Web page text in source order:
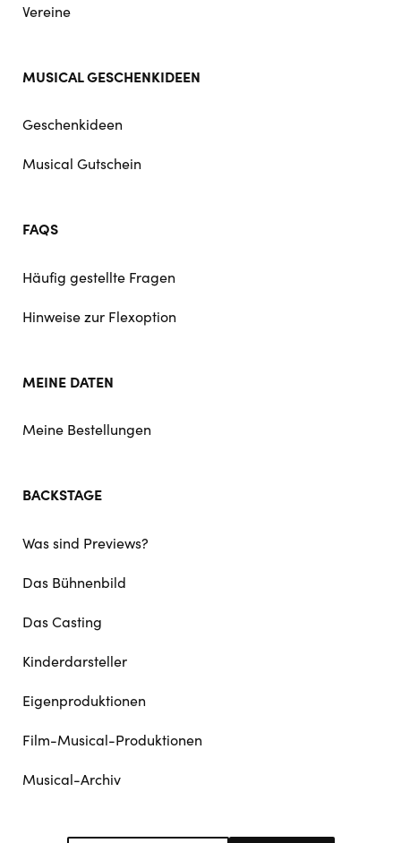
Vereine
MUSICAL GESCHENKIDEEN
Geschenkideen
Musical Gutschein
FAQS
Häufig gestellte Fragen
Hinweise zur Flexoption
MEINE DATEN
Meine Bestellungen
BACKSTAGE
Was sind Previews?
Das Bühnenbild
Das Casting
Kinderdarsteller
Eigenproduktionen
Film-Musical-Produktionen
Musical-Archiv